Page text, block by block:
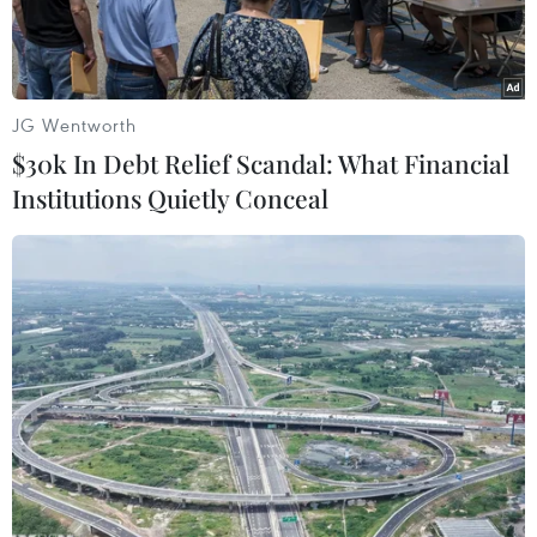
Erling Haaland ghi bàn giúp Man City hạ bệ Liverpool. (Nguồn:
Getty Images)
Manchester City đánh đấu sự trở lại sau hơn 1
tháng nghỉ để dành sân chơi cho World Cup
2022, bằng chiến thắng kịch tính 3-2 trước
Liverpool tại vòng 4 League Cup (Cúp Liên đoàn
JG Wentworth
$30k In Debt Relief Scandal: What Financial
Institutions Quietly Conceal